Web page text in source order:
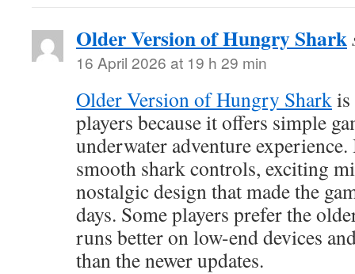
Older Version of Hungry Shark
16 April 2026 at 19 h 29 min
Older Version of Hungry Shark
players because it offers simple
underwater adventure
smooth shark controls, exciting
nostalgic design that made the
days. Some players prefer the
runs better on low-end devices
than the newer updates.